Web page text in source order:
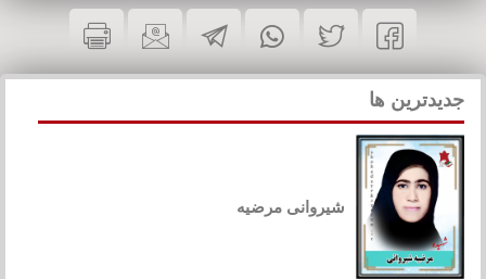
ها
شیروانی مرضیه